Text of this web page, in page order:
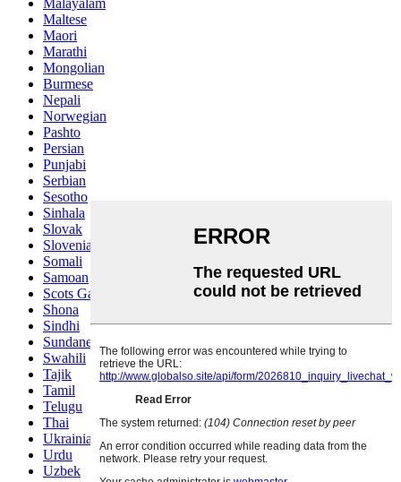
Malayalam
Maltese
Maori
Marathi
Mongolian
Burmese
Nepali
Norwegian
Pashto
Persian
Punjabi
Serbian
Sesotho
Sinhala
Slovak
Slovenian
Somali
Samoan
Scots Gaelic
Shona
Sindhi
Sundanese
Swahili
Tajik
Tamil
Telugu
Thai
Ukrainian
Urdu
Uzbek